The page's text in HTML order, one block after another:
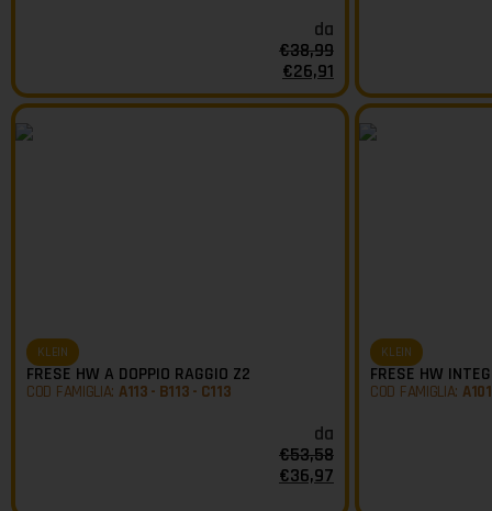
da
€38,99
€26,91
KLEIN
FRESE HW A DOPPIO RAGGIO Z2
COD FAMIGLIA: A113 - B113 - C113
da
€53,58
€36,97
KLEIN
FRESE HW
COD FAMIGLIA: A101